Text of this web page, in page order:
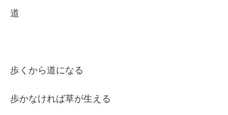
道
歩くから道になる
歩かなければ草が生える